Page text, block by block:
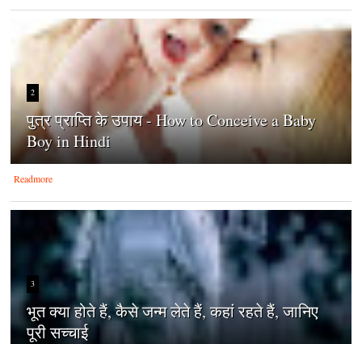
2
पुत्र प्राप्ति के उपाय - How to Conceive a Baby
Boy in Hindi
Readmore
3
भूत क्या होते हैं, कैसे जन्म लेते हैं, कहां रहते हैं, जानिए
पूरी सच्चाई